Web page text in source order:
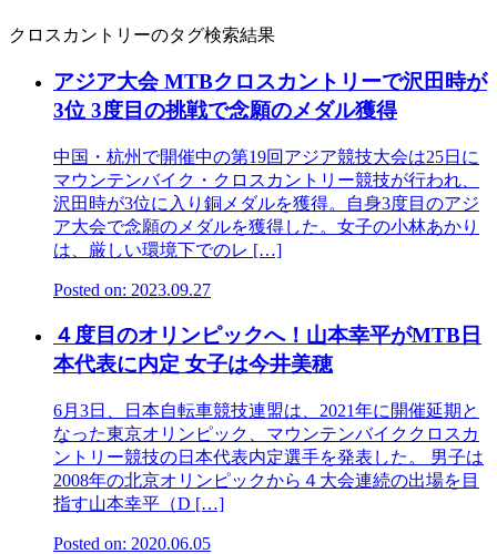
クロスカントリーのタグ検索結果
アジア大会 MTBクロスカントリーで沢田時が
3位 3度目の挑戦で念願のメダル獲得
中国・杭州で開催中の第19回アジア競技大会は25日に
マウンテンバイク・クロスカントリー競技が行われ、
沢田時が3位に入り銅メダルを獲得。自身3度目のアジ
ア大会で念願のメダルを獲得した。女子の小林あかり
は、厳しい環境下でのレ […]
Posted on: 2023.09.27
４度目のオリンピックへ！山本幸平がMTB日
本代表に内定 女子は今井美穂
6月3日、日本自転車競技連盟は、2021年に開催延期と
なった東京オリンピック、マウンテンバイククロスカ
ントリー競技の日本代表内定選手を発表した。 男子は
2008年の北京オリンピックから４大会連続の出場を目
指す山本幸平（D […]
Posted on: 2020.06.05